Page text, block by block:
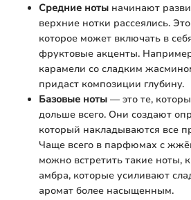
Средние ноты начинают
верхние нотки рассеялись.
которое может включать в
фруктовые акценты.
карамели со сладким
придаст композиции глубину.
Базовые ноты — это те,
дольше всего. Они создают
который накладываются все
Чаще всего в парфюмах с
можно встретить такие ноты,
амбра, которые усиливают
аромат более насыщенным.